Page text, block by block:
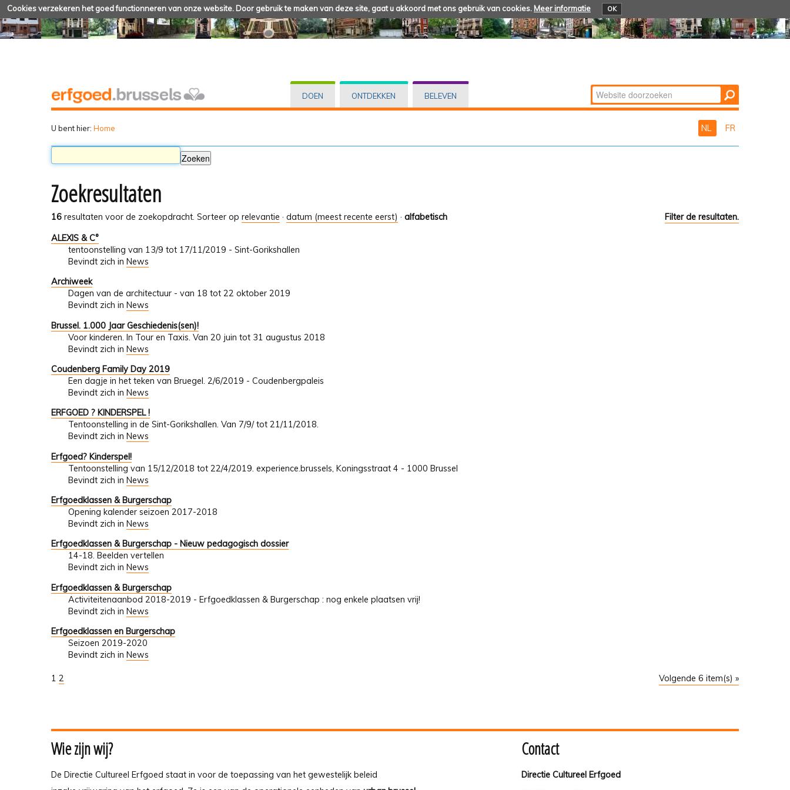
Cookies verzekeren het goed functionneren van onze website. Door gebruik te maken van deze site, gaat u akkoord met ons gebruik van cookies. Meer informatie OK
DOEN ONTDEKKEN BELEVEN Zoek
Geavanceerd
U bent hier: Home NL FR
Zoekresultaten
16 resultaten voor de zoekopdracht. Filter de resultaten.
Sorteer op relevantie · datum (meest recente eerst) · alfabetisch
ALEXIS & C°
tentoonstelling van 13/9 tot 17/11/2019 - Sint-Gorikshallen
Bevindt zich in News
Archiweek
Dagen van de architectuur - van 18 tot 22 oktober 2019
Bevindt zich in News
Brussel. 1.000 Jaar Geschiedenis(sen)!
Voor kinderen. In Tour en Taxis. Van 20 juin tot 31 augustus 2018
Bevindt zich in News
Coudenberg Family Day 2019
Een dagje in het teken van Bruegel. 2/6/2019 - Coudenbergpaleis
Bevindt zich in News
ERFGOED ? KINDERSPEL !
Tentoonstelling in de Sint-Gorikshallen. Van 7/9/ tot 21/11/2018.
Bevindt zich in News
Erfgoed? Kinderspel!
Tentoonstelling van 15/12/2018 tot 22/4/2019. experience.brussels, Koningsstraat 4 - 1000 Brussel
Bevindt zich in News
Erfgoedklassen & Burgerschap
Opening kalender seizoen 2017-2018
Bevindt zich in News
Erfgoedklassen & Burgerschap - Nieuw pedagogisch dossier
14-18. Beelden vertellen
Bevindt zich in News
Erfgoedklassen & Burgerschap
Activiteitenaanbod 2018-2019 - Erfgoedklassen & Burgerschap : nog enkele plaatsen vrij!
Bevindt zich in News
Erfgoedklassen en Burgerschap
Seizoen 2019-2020
Bevindt zich in News
Volgende 6 item(s) »
1 2
Wie zijn wij?
De Directie Cultureel Erfgoed staat in voor de toepassing van het gewestelijk beleid
Contact
Directie Cultureel Erfgoed